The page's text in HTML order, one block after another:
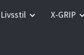
Livsstil X-GRIP